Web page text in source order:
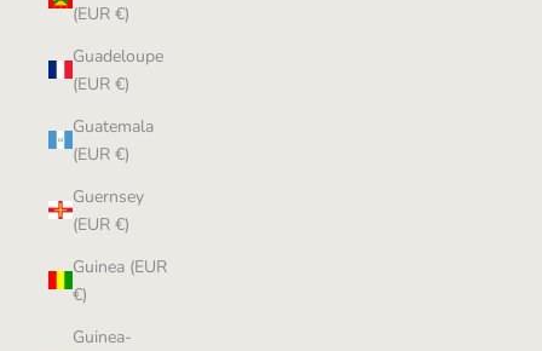
(EUR €)
Guadeloupe
(EUR €)
Guatemala
(EUR €)
Guernsey
(EUR €)
Guinea (EUR
€)
Guinea-